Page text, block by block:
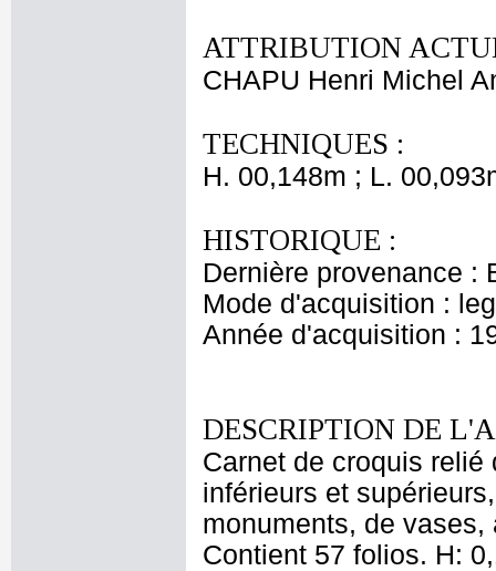
ATTRIBUTION
CHAPU Henri Michel
TECHNIQUES :
H. 00,148m ; L.
HISTORIQUE :
Dernière provenance :
Mode d'acquisition :
Année d'acquisition :
DESCRIPTION DE
Carnet de croquis
inférieurs et
monuments, de
Contient 57 folios. H: